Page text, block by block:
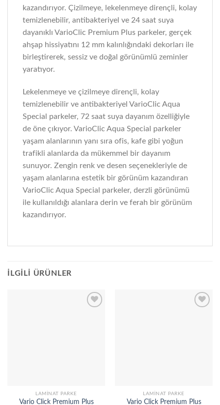
kazandırıyor. Çizilmeye, lekelenmeye dirençli, kolay
temizlenebilir, antibakteriyel ve 24 saat suya
dayanıklı VarioClic Premium Plus parkeler, gerçek
ahşap hissiyatını 12 mm kalınlığındaki dekorları ile
birleştirerek, sessiz ve doğal görünümlü zeminler
yaratıyor.
Lekelenmeye ve çizilmeye dirençli, kolay
temizlenebilir ve antibakteriyel VarioClic Aqua
Special parkeler, 72 saat suya dayanım özelliğiyle
de öne çıkıyor. VarioClic Aqua Special parkeler
yaşam alanlarının yanı sıra ofis, kafe gibi yoğun
trafikli alanlarda da mükemmel bir dayanım
sunuyor. Zengin renk ve desen seçenekleriyle de
yaşam alanlarına estetik bir görünüm kazandıran
VarioClic Aqua Special parkeler, derzli görünümü
ile kullanıldığı alanlara derin ve ferah bir görünüm
kazandırıyor.
İLGILI ÜRÜNLER
LAMINAT PARKE
Vario Click Premium Plus
LAMINAT PARKE
Vario Click Premium Plus